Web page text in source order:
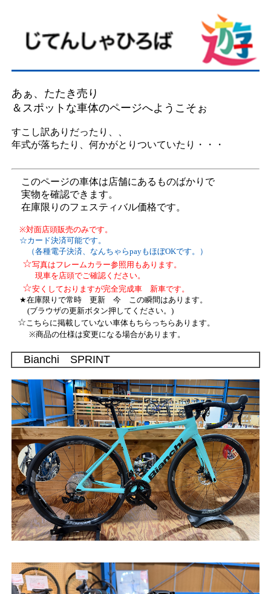
あぁ、たたき売り
＆スポットな車体のページへようこそぉ
すこし訳ありだったり、、
年式が落ちたり、何かがとりついていたり・・・
このページの車体は店舗にあるものばかりで
実物を確認できます。
在庫限りのフェスティバル価格です。
※対面店頭販売のみです。
☆カード決済可能です。
（各種電子決済、なんちゃらpayもほぼOKです。）
☆写真はフレームカラー参照用もあります。
現車を店頭でご確認ください。
☆安くしておりますが完全完成車 新車です。
★在庫限りで常時 更新 今 この瞬間はあります。
(ブラウザの更新ボタン押してください。)
☆こちらに掲載していない車体もちらっちらあります。
※商品の仕様は変更になる場合があります。
Bianchi SPRINT